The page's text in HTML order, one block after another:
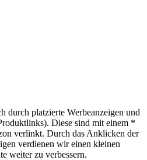
durch platzierte Werbeanzeigen und
Diese sind mit einem *
verlinkt. Durch das Anklicken der
verdienen wir einen kleinen
weiter zu verbessern.